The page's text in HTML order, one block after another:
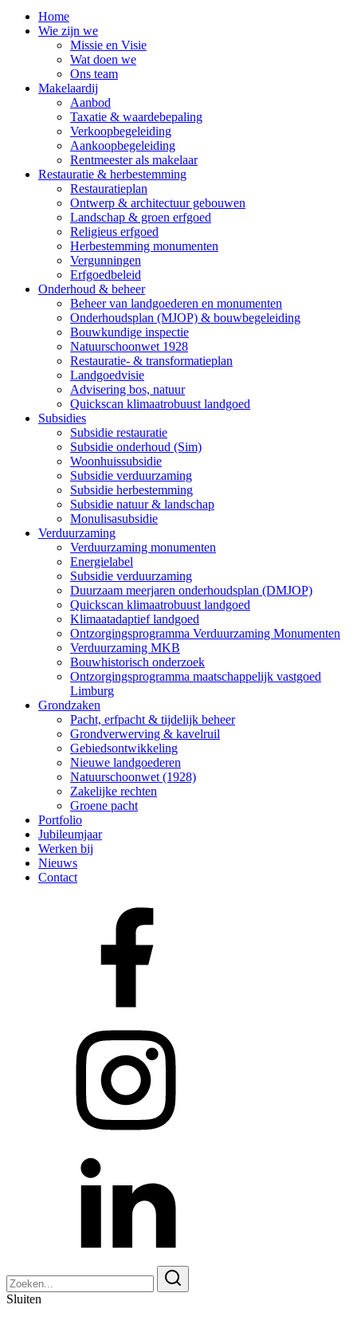
Home
Wie zijn we
Missie en Visie
Wat doen we
Ons team
Makelaardij
Aanbod
Taxatie & waardebepaling
Verkoopbegeleiding
Aankoopbegeleiding
Rentmeester als makelaar
Restauratie & herbestemming
Restauratieplan
Ontwerp & architectuur gebouwen
Landschap & groen erfgoed
Religieus erfgoed
Herbestemming monumenten
Vergunningen
Erfgoedbeleid
Onderhoud & beheer
Beheer van landgoederen en monumenten
Onderhoudsplan (MJOP) & bouwbegeleiding
Bouwkundige inspectie
Natuurschoonwet 1928
Restauratie- & transformatieplan
Landgoedvisie
Advisering bos, natuur
Quickscan klimaatrobuust landgoed
Subsidies
Subsidie restauratie
Subsidie onderhoud (Sim)
Woonhuissubsidie
Subsidie verduurzaming
Subsidie herbestemming
Subsidie natuur & landschap
Monulisasubsidie
Verduurzaming
Verduurzaming monumenten
Energielabel
Subsidie verduurzaming
Duurzaam meerjaren onderhoudsplan (DMJOP)
Quickscan klimaatrobuust landgoed
Klimaatadaptief landgoed
Ontzorgingsprogramma Verduurzaming Monumenten
Verduurzaming MKB
Bouwhistorisch onderzoek
Ontzorgingsprogramma maatschappelijk vastgoed
Limburg
Grondzaken
Pacht, erfpacht & tijdelijk beheer
Grondverwerving & kavelruil
Gebiedsontwikkeling
Nieuwe landgoederen
Natuurschoonwet (1928)
Zakelijke rechten
Groene pacht
Portfolio
Jubileumjaar
Werken bij
Nieuws
Contact
naar:
Sluiten